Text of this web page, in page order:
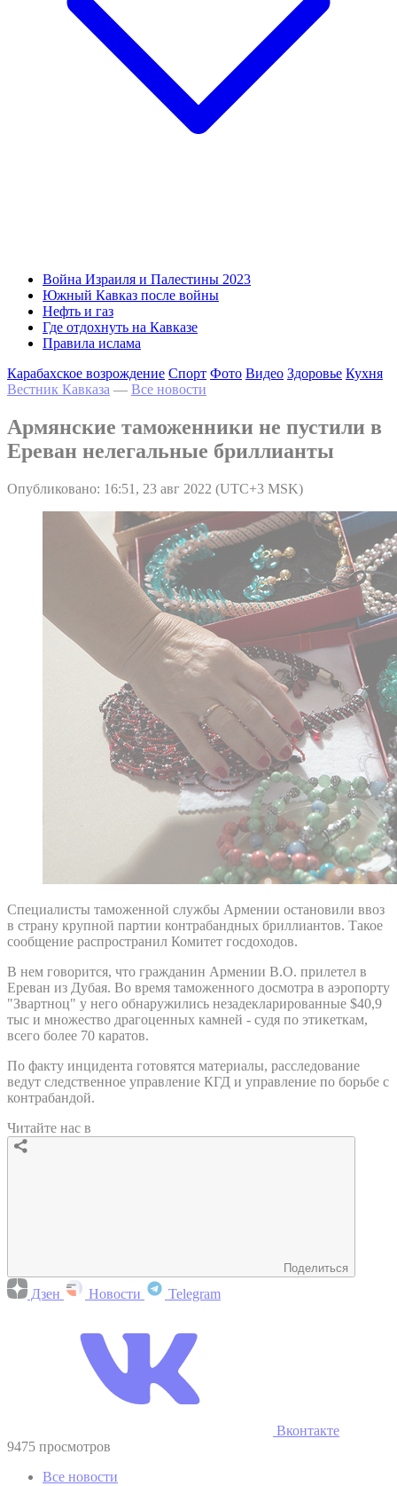
Война Израиля и Палестины 2023
Южный Кавказ после войны
Нефть и газ
Где отдохнуть на Кавказе
Правила ислама
Карабахское возрождение Спорт Фото Видео Здоровье Кухня
Вестник Кавказа — Все новости
Армянские таможенники не пустили в
Ереван нелегальные бриллианты
Опубликовано: 16:51, 23 авг 2022 (UTC+3 MSK)
Специалисты таможенной службы Армении остановили ввоз
в страну крупной партии контрабандных бриллиантов. Такое
сообщение распространил Комитет госдоходов.
В нем говорится, что гражданин Армении В.О. прилетел в
Ереван из Дубая. Во время таможенного досмотра в аэропорту
"Звартноц" у него обнаружились незадекларированные $40,9
тыс и множество драгоценных камней - судя по этикеткам,
всего более 70 каратов.
По факту инцидента готовятся материалы, расследование
ведут следственное управление КГД и управление по борьбе с
контрабандой.
Читайте нас в
Поделиться
Дзен Новости Telegram
Вконтакте
9475 просмотров
Все новости